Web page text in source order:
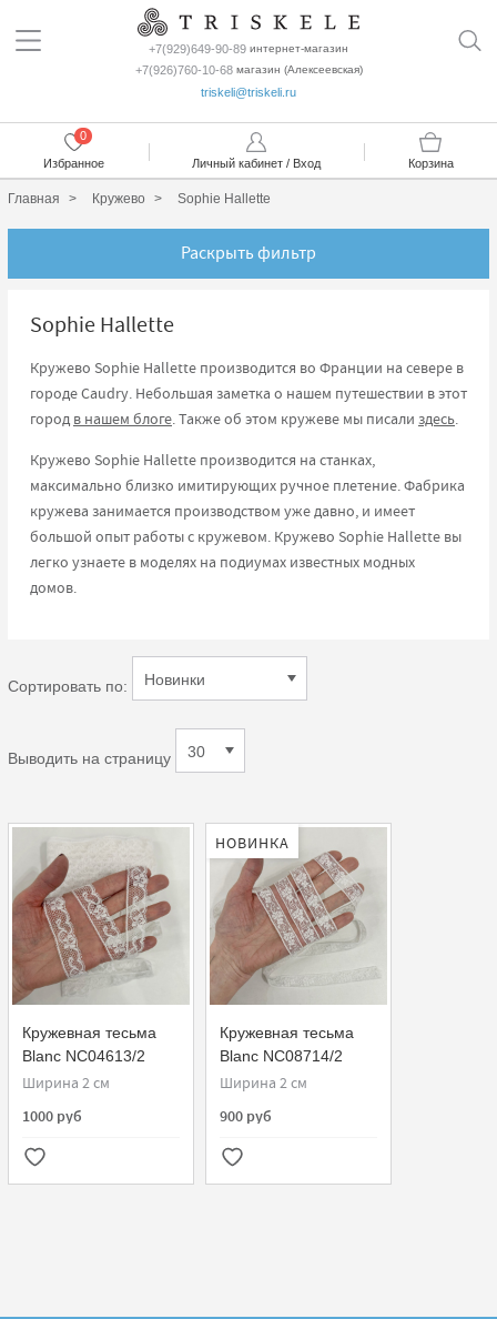
+7(929)649-90-89 интернет-магазин
+7(926)760-10-68магазин (Алексеевская)
triskeli@triskeli.ru
Избранное
0
Личный кабинет / Вход Корзина
Главная Кружево Sophie Hallette
Раскрыть фильтр
Sophie Hallette
Кружево Sophie Hallette производится во Франции на севере в
городе Caudry. Небольшая заметка о нашем путешествии в этот
город в нашем блоге. Также об этом кружеве мы писали здесь.
Кружево Sophie Hallette производится на станках,
максимально близко имитирующих ручное плетение. Фабрика
кружева занимается производством уже давно, и имеет
большой опыт работы с кружевом. Кружево Sophie Hallette вы
легко узнаете в моделях на подиумах известных модных
домов.
Сортировать по:
Выводить на страницу
Кружевная тесьма
Blanc NC04613/2
Sophie Hallette
Ширина 2 см
1000 руб
НОВИНКА
Кружевная тесьма
Blanc NC08714/2
Ширина 2 см
900 руб